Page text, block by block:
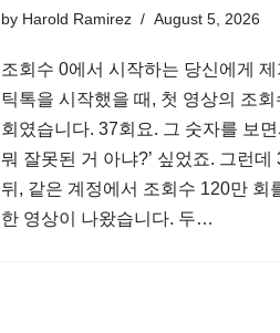
by Harold Ramirez August 5, 2026
조회수 0에서 시작하는 당신에게 제
틱톡을 시작했을 때, 첫 영상의 조회
회였습니다. 37회요. 그 숫자를 보면
뭐 잘못된 거 아냐?’ 싶었죠. 그런데
뒤, 같은 계정에서 조회수 120만 회
한 영상이 나왔습니다. 두…